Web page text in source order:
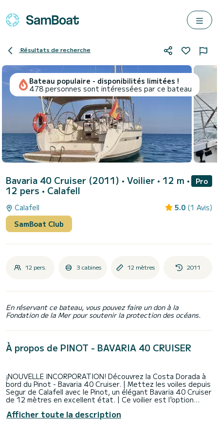
Résultats de recherche
Bateau populaire - disponibilités limitées !
478 personnes sont intéressées par ce bateau
Bavaria 40 Cruiser (2011) • Voilier • 12 m •
12 pers • Calafell
Pro
Calafell 5.0 (1 Avis)
SamBoat Club
12 pers. 3 cabines 12 mètres 2011
En réservant ce bateau, vous pouvez faire un don à la
Fondation de la Mer pour soutenir la protection des océans.
À propos de PINOT - BAVARIA 40 CRUISER
¡NOUVELLE INCORPORATION! Découvrez la Costa Dorada à
bord du Pinot - Bavaria 40 Cruiser. | Mettez les voiles depuis
Segur de Calafell avec le Pinot, un élégant Bavaria 40 Cruiser
de 12 mètres en excellent état. | Ce voilier est l'option
style. Avec une capacité pouvant aller jusqu'à 12 personnes,
Afficher toute la description